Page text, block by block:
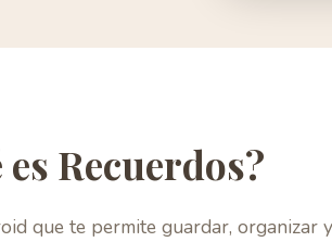
es Recuerdos?
que te permite guardar, organizar